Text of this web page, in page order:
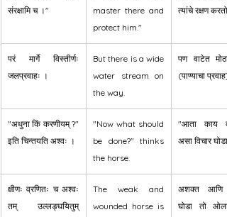
संरक्षामि च ।"
master there and
protect him."
त्यांचे रक्षण करतो."
परं मार्गे विस्तीर्णः
जलप्रवाहः ।
But there is a wide
water stream on
the way.
पण वाटेत
(पाण्याचा
"अधुना किं करणीयम् ?"
इति चिन्तयति अश्वः ।
"Now what should
be done?" thinks
the horse.
"आता काय
असा विचार घोडा
क्षीणः व्रणितः च अश्वः
तम् उल्लङ्घयितुम्
The weak and
wounded horse is
अशक्त आणि
घोडा तो